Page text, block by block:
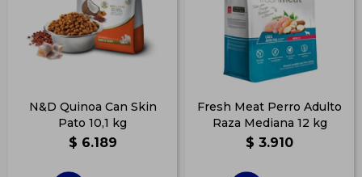
N&D Quinoa Can Skin
Pato 10,1 kg
$ 6.189
Fresh Meat Perro Adulto
Raza Mediana 12 kg
$ 3.910